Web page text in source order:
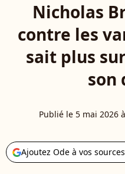
Nicholas
contre les
sait plus
son
Publié le 5 mai 2026
Ajoutez Ode à vos